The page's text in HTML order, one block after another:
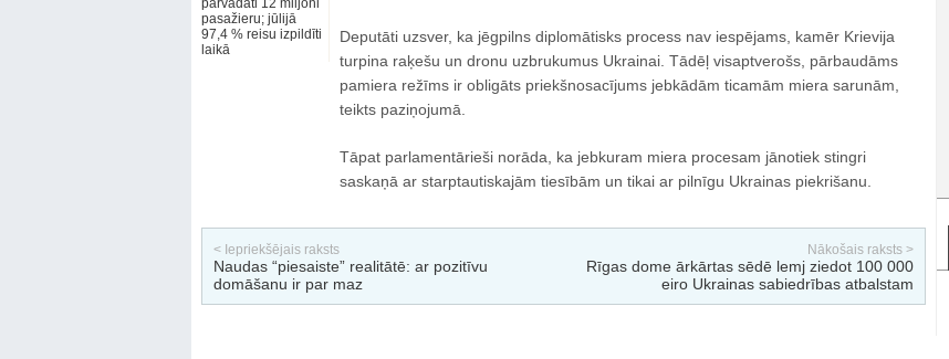
pārvadāti 12 miljoni
pasažieru; jūlijā
97,4 % reisu izpildīti
laikā
Deputāti uzsver, ka jēgpilns diplomātisks process nav iespējams, kamēr Krievija
turpina raķešu un dronu uzbrukumus Ukrainai. Tādēļ visaptverošs, pārbaudāms
pamiera režīms ir obligāts priekšnosacījums jebkādām ticamām miera sarunām,
teikts paziņojumā.
Tāpat parlamentārieši norāda, ka jebkuram miera procesam jānotiek stingri
saskaņā ar starptautiskajām tiesībām un tikai ar pilnīgu Ukrainas piekrišanu.
< Iepriekšējais raksts
Naudas “piesaiste” realitātē: ar pozitīvu
domāšanu ir par maz
Nākošais raksts >
Rīgas dome ārkārtas sēdē lemj ziedot 100 000
eiro Ukrainas sabiedrības atbalstam